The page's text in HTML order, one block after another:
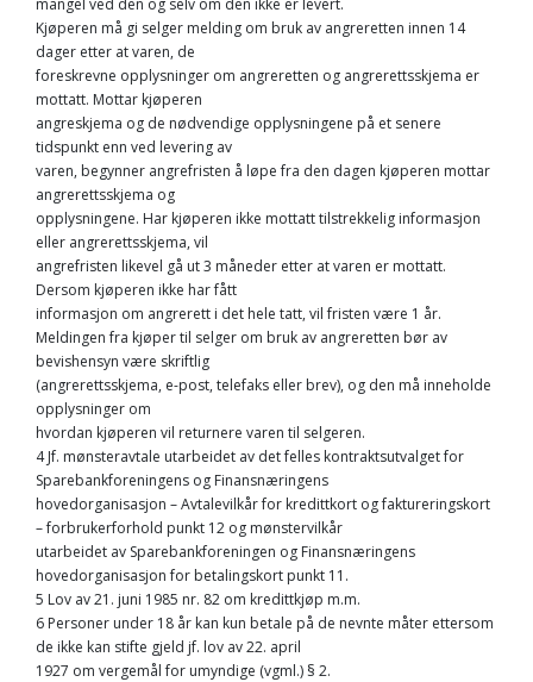
mangel ved den og selv om den ikke er levert.
Kjøperen må gi selger melding om bruk av angreretten innen 14
dager etter at varen, de
foreskrevne opplysninger om angreretten og angrerettsskjema er
mottatt. Mottar kjøperen
angreskjema og de nødvendige opplysningene på et senere
tidspunkt enn ved levering av
varen, begynner angrefristen å løpe fra den dagen kjøperen mottar
angrerettsskjema og
opplysningene. Har kjøperen ikke mottatt tilstrekkelig informasjon
eller angrerettsskjema, vil
angrefristen likevel gå ut 3 måneder etter at varen er mottatt.
Dersom kjøperen ikke har fått
informasjon om angrerett i det hele tatt, vil fristen være 1 år.
Meldingen fra kjøper til selger om bruk av angreretten bør av
bevishensyn være skriftlig
(angrerettsskjema, e-post, telefaks eller brev), og den må inneholde
opplysninger om
hvordan kjøperen vil returnere varen til selgeren.
4 Jf. mønsteravtale utarbeidet av det felles kontraktsutvalget for
Sparebankforeningens og Finansnæringens
hovedorganisasjon – Avtalevilkår for kredittkort og faktureringskort
– forbrukerforhold punkt 12 og mønstervilkår
utarbeidet av Sparebankforeningen og Finansnæringens
hovedorganisasjon for betalingskort punkt 11.
5 Lov av 21. juni 1985 nr. 82 om kredittkjøp m.m.
6 Personer under 18 år kan kun betale på de nevnte måter ettersom
de ikke kan stifte gjeld jf. lov av 22. april
1927 om vergemål for umyndige (vgml.) § 2.